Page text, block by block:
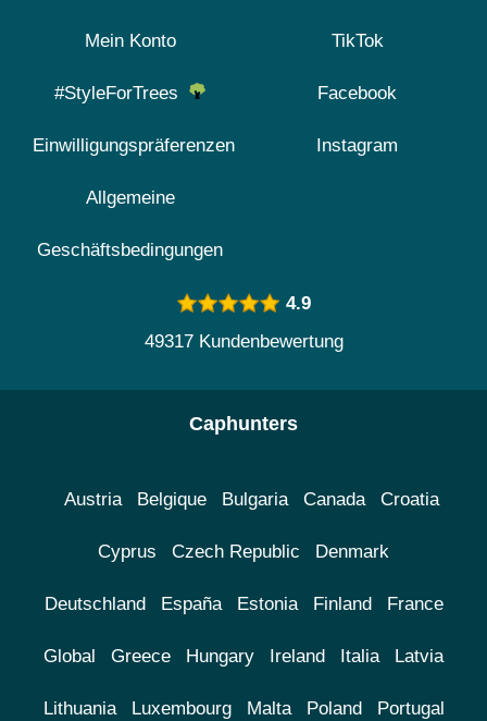
Mein Konto
#StyleForTrees
Einwilligungspräferenzen
Allgemeine
Geschäftsbedingungen
TikTok
Facebook
Instagram
4.9
49317 Kundenbewertung
Caphunters
Austria Belgique Bulgaria Canada Croatia
Cyprus Czech Republic Denmark
Deutschland España Estonia Finland France
Global Greece Hungary Ireland Italia Latvia
Lithuania Luxembourg Malta Poland Portugal